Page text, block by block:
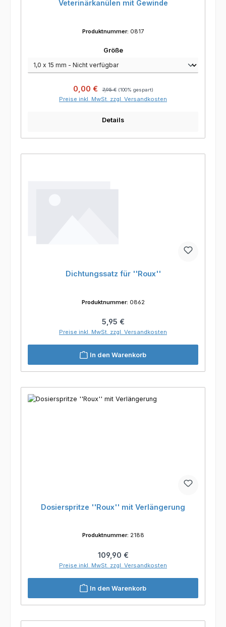
Veterinärkanülen mit Gewinde
Produktnummer: 0817
Größeauswählen
Verkaufspreis:
0,00 € 7,95 € (100% gespart)
Preise inkl. MwSt. zzgl. Versandkosten
Details
Dichtungssatz für ''Roux''
Produktnummer: 0862
Regulärer Preis:
5,95 €
Preise inkl. MwSt. zzgl. Versandkosten
In den Warenkorb
Dosierspritze ''Roux'' mit Verlängerung
Produktnummer: 2188
Regulärer Preis:
109,90 €
Preise inkl. MwSt. zzgl. Versandkosten
In den Warenkorb